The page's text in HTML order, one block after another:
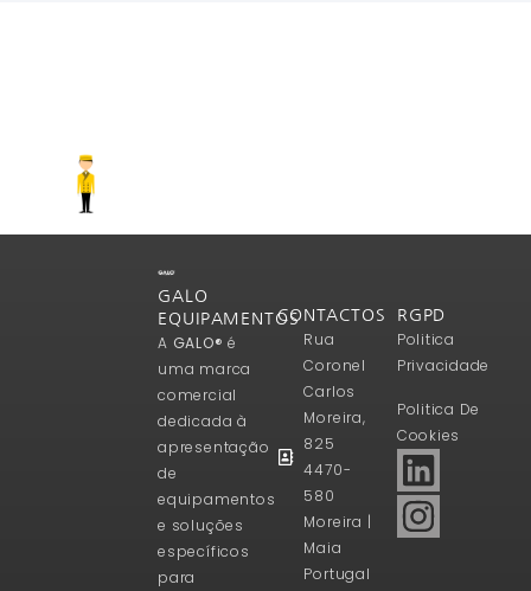
GALO
EQUIPAMENTOS
A GALO® é
uma marca
comercial
dedicada à
apresentação
de
equipamentos
e soluções
específicos
para
CONTACTOS
Rua
Coronel
Carlos
Moreira,
825
4470-
580
Moreira |
Maia
Portugal
RGPD
Politica
Privacidade
Politica De
Cookies